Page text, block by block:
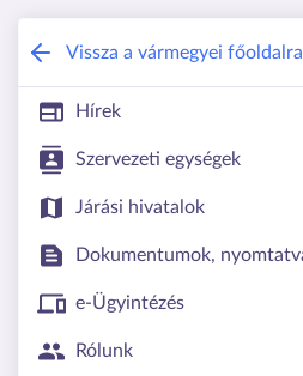
Csongrád-Csanád
Vissza a vármegyei főoldalra
Hírek
Szervezeti egységek
Járási hivatalok
Dokumentumok,
e-Ügyintézés
Rólunk